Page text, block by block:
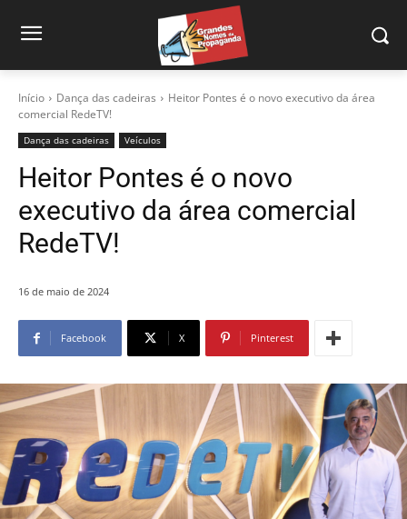
Início Dança das cadeiras
Heitor Pontes é o novo executivo da área
comercial RedeTV!
Dança das cadeiras Veículos
Heitor Pontes é o novo
executivo da área comercial
RedeTV!
16 de maio de 2024
Facebook X Pinterest